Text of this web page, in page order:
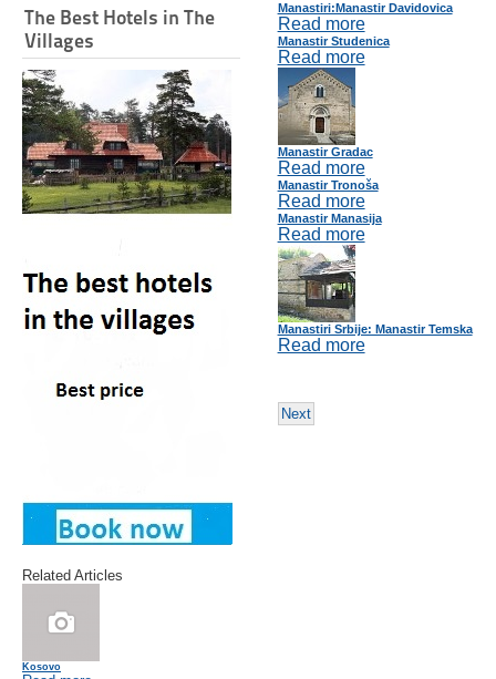
The Best Hotels in The
Villages
Related Articles
Kosovo
Manastiri:Manastir Davidovica
Read more
Manastir Studenica
Read more
Manastir Gradac
Read more
Manastir Tronoša
Read more
Manastir Manasija
Read more
Manastiri Srbije: Manastir Temska
Read more
Next